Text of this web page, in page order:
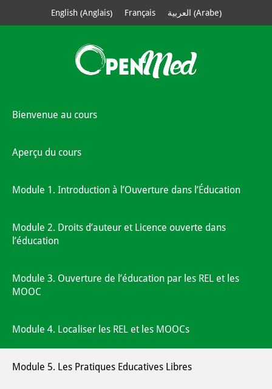
English(Anglais) Français العربية (Arabe)
Bienvenue au cours
Aperçu du cours
Module 1. Introduction à l’Ouverture dans l’Éducation
Module 2. Droits d’auteur et Licence ouverte dans
l’éducation
Module 3. Ouverture de l’éducation par les REL et les
MOOC
Module 4. Localiser les REL et les MOOCs
Module 5. Les Pratiques Educatives Libres